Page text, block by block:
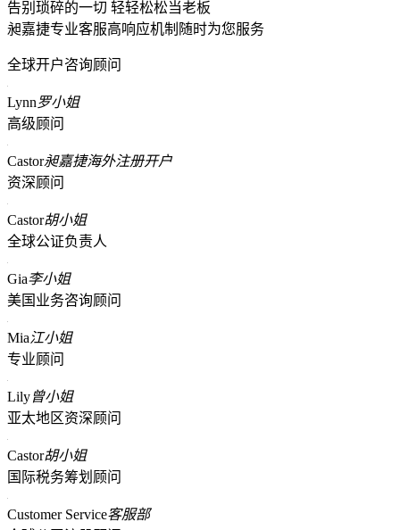
告别琐碎的一切 轻轻松松当老板
昶嘉捷专业客服高响应机制随时为您服务
全球开户咨询顾问
Lynn罗小姐
高级顾问
Castor昶嘉捷海外注册开户
资深顾问
Castor胡小姐
全球公证负责人
Gia李小姐
美国业务咨询顾问
Mia江小姐
专业顾问
Lily曾小姐
亚太地区资深顾问
Castor胡小姐
国际税务筹划顾问
Customer Service客服部